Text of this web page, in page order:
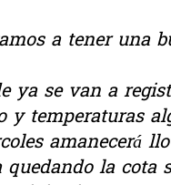
a tener una
ya se van a
y temperaturas
amanecerá
quedando la cota